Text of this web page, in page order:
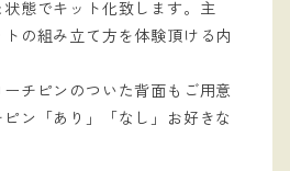
態でキット化致します。主
の組み立て方を体験頂ける内
チピンのついた背面もご用意
ン「あり」「なし」お好きな